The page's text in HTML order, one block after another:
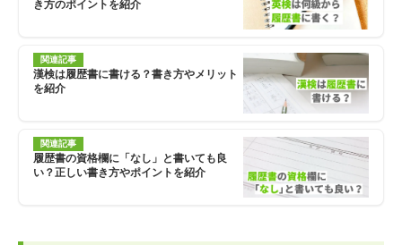
き方のポイントを紹介
関連記事
漢検は履歴書に書ける？書き方やメリット
を紹介
関連記事
履歴書の資格欄に「なし」と書いても良
い？正しい書き方やポイントを紹介